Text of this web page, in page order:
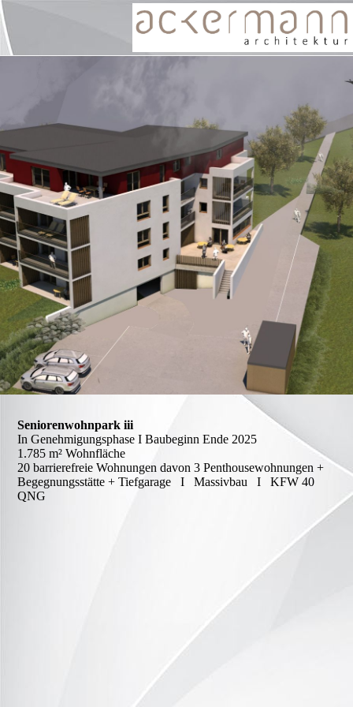
Seniorenwohnpark iii
In Genehmigungsphase I Baubeginn Ende 2025
1.785 m² Wohnfläche
20 barrierefreie Wohnungen davon 3 Penthousewohnungen +
Begegnungsstätte + Tiefgarage I Massivbau I KFW 40
QNG